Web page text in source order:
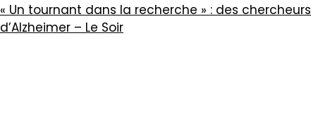
« Un tournant dans la recherche » : des
d’Alzheimer – Le Soir